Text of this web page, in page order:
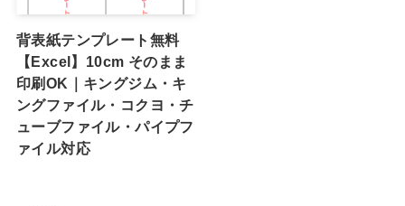
背表紙テンプレート無料
【Excel】10cm そのまま
印刷OK｜キングジム・キ
ングファイル・コクヨ・チ
ューブファイル・パイプフ
ァイル対応